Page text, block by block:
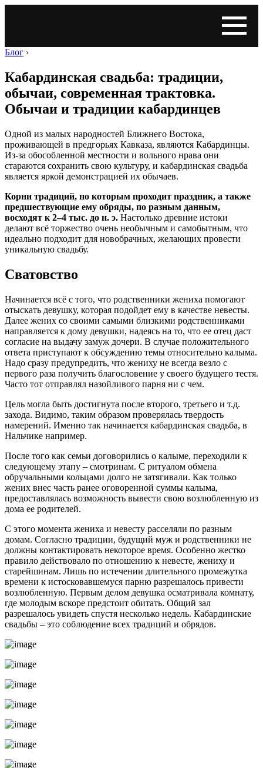
Блог ›
Кабардинская свадьба: традиции,
обычаи, современная трактовка.
Обычаи и традиции кабардинцев
Одной из малых народностей Ближнего Востока,
проживающей в предгорьях Кавказа, являются Кабардинцы.
Из-за обособленной местности и вольного нрава они
стараются сохранить свою культуру, и кабардинская свадьба
является яркой демонстрацией их обычаев.
Корни традиций, по которым проходит праздник, а также
предшествующие ему обряды, по разным данным,
восходят к 2–4 тыс. до н. э. Настолько древние истоки
делают всё торжество очень необычным и самобытным, что
идеально подходит для новобрачных, желающих провести
уникальную свадьбу.
Сватовство
Начинается всё с того, что родственники жениха помогают
отыскать девушку, которая подойдет ему в качестве невесты.
Далее жених со своими самыми близкими родственниками
направляется к дому девушки, надеясь на то, что ее отец даст
согласие на выдачу замуж дочери. В случае положительного
ответа приступают к обсуждению темы относительно калыма.
Надо сразу предупредить, что жениху не всегда везло с
первого раза получить благословение у своего будущего тестя.
Часто тот отправлял назойливого парня ни с чем.
Цель могла быть достигнута после второго, третьего и т.д.
захода. Видимо, таким образом проверялась твердость
намерений. Именно так начинается кабардинская свадьба, в
Нальчике например.
После того как семьи договорились о калыме, переходили к
следующему этапу – смотринам. С ритуалом обмена
обручальными кольцами долго не затягивали. Как только
жених внес часть ранее оговоренной суммы калыма,
предоставлялась возможность вывести свою возлюбленную из
дома ее родителей.
С этого момента жениха и невесту расселяли по разным
домам. Согласно традиции, будущий муж и родственники не
должны контактировать некоторое время. Особенно жестко
правило действовало по отношению к невесте, жениху и
старейшинам. Лишь по истечении длительного промежутка
времени к истосковавшемуся парню разрешалось привести
возлюбленную. Первым делом девушка осматривала комнату,
где молодым вскоре предстоит обитать. Общий зал
разрешалось увидеть спустя несколько недель. Кабардинские
свадьбы – это соблюдение всех традиций и обрядов.